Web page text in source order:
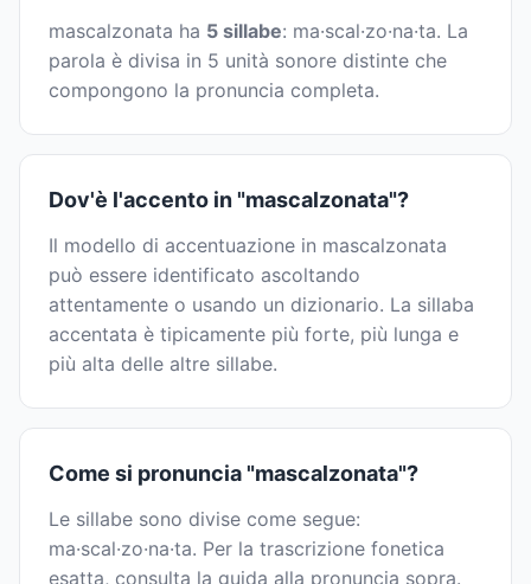
mascalzonata ha 5 sillabe: ma·scal·zo·na·ta. La
parola è divisa in 5 unità sonore distinte che
compongono la pronuncia completa.
Dov'è l'accento in "mascalzonata"?
Il modello di accentuazione in mascalzonata
può essere identificato ascoltando
attentamente o usando un dizionario. La sillaba
accentata è tipicamente più forte, più lunga e
più alta delle altre sillabe.
Come si pronuncia "mascalzonata"?
Le sillabe sono divise come segue:
ma·scal·zo·na·ta. Per la trascrizione fonetica
esatta, consulta la guida alla pronuncia sopra.